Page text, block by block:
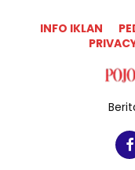
INFO IKLAN